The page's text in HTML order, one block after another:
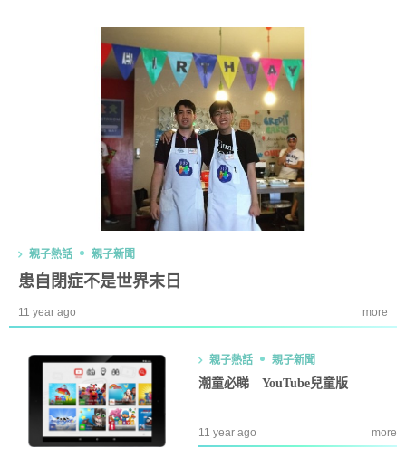
親子熱話 親子新聞
患自閉症不是世界末日
11 year ago more
親子熱話 親子新聞
潮童必睇 YouTube兒童版
11 year ago more